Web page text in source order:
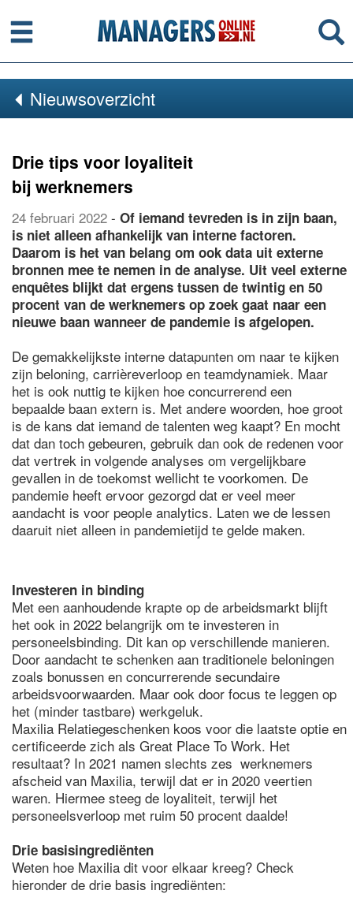
Menu
Nieuwsoverzicht
Drie tips voor loyaliteit
bij werknemers
24 februari 2022 - Of iemand tevreden is in zijn baan,
is niet alleen afhankelijk van interne factoren.
Daarom is het van belang om ook data uit externe
bronnen mee te nemen in de analyse. Uit veel externe
enquêtes blijkt dat ergens tussen de twintig en 50
procent van de werknemers op zoek gaat naar een
nieuwe baan wanneer de pandemie is afgelopen.
De gemakkelijkste interne datapunten om naar te kijken
zijn beloning, carrièreverloop en teamdynamiek. Maar
het is ook nuttig te kijken hoe concurrerend een
bepaalde baan extern is. Met andere woorden, hoe groot
is de kans dat iemand de talenten weg kaapt? En mocht
dat dan toch gebeuren, gebruik dan ook de redenen voor
dat vertrek in volgende analyses om vergelijkbare
gevallen in de toekomst wellicht te voorkomen. De
pandemie heeft ervoor gezorgd dat er veel meer
aandacht is voor people analytics. Laten we de lessen
daaruit niet alleen in pandemietijd te gelde maken.
Investeren in binding
Met een aanhoudende krapte op de arbeidsmarkt blijft
het ook in 2022 belangrijk om te investeren in
personeelsbinding. Dit kan op verschillende manieren.
Door aandacht te schenken aan traditionele beloningen
zoals bonussen en concurrerende secundaire
arbeidsvoorwaarden. Maar ook door focus te leggen op
het (minder tastbare) werkgeluk.
Maxilia Relatiegeschenken koos voor die laatste optie en
certificeerde zich als Great Place To Work. Het
resultaat? In 2021 namen slechts zes werknemers
afscheid van Maxilia, terwijl dat er in 2020 veertien
waren. Hiermee steeg de loyaliteit, terwijl het
personeelsverloop met ruim 50 procent daalde!
Drie basisingrediënten
Weten hoe Maxilia dit voor elkaar kreeg? Check
hieronder de drie basis ingrediënten: